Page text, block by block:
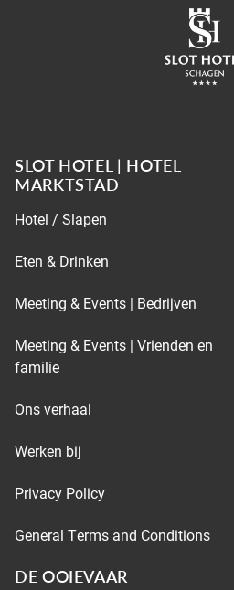
SLOT HOTEL | HOTEL
MARKTSTAD
Hotel / Slapen
Eten & Drinken
Meeting & Events | Bedrijven
Meeting & Events | Vrienden en
familie
Ons verhaal
Werken bij
Privacy Policy
General Terms and Conditions
DE OOIEVAAR